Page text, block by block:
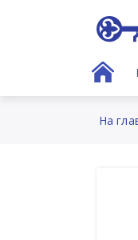
На